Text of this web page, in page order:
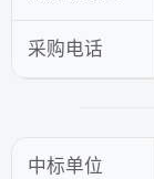
采购电话
中标单位